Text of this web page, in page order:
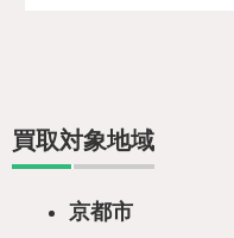
買取対象地域
京都市